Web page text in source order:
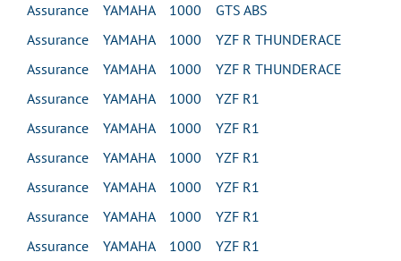
Assurance YAMAHA 1000 GTS ABS
Assurance YAMAHA 1000 YZF R THUNDERACE
Assurance YAMAHA 1000 YZF R THUNDERACE
Assurance YAMAHA 1000 YZF R1
Assurance YAMAHA 1000 YZF R1
Assurance YAMAHA 1000 YZF R1
Assurance YAMAHA 1000 YZF R1
Assurance YAMAHA 1000 YZF R1
Assurance YAMAHA 1000 YZF R1